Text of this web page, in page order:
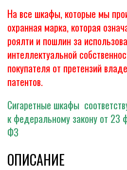
На все шкафы, которые мы
охранная марка, которая
роялти и пошлин за
интеллектуальной
покупателя от претензий
патентов.
Сигаретные шкафы
к федеральному закону от 23
ФЗ
ОПИСАНИЕ